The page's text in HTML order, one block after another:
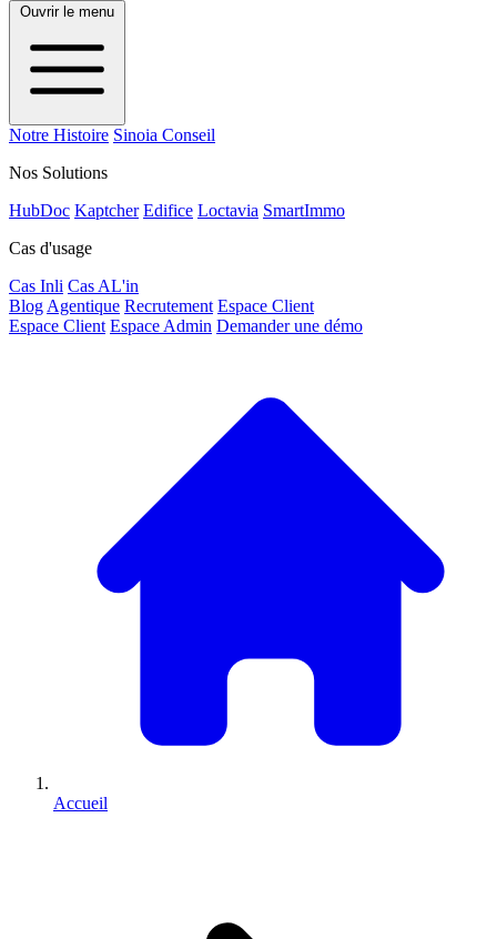
Ouvrir le menu
Notre Histoire Sinoia Conseil
Nos Solutions
HubDoc Kaptcher Edifice Loctavia SmartImmo
Cas d'usage
Cas Inli Cas AL'in
Blog Agentique Recrutement Espace Client
Espace Client Espace Admin Demander une démo
Accueil